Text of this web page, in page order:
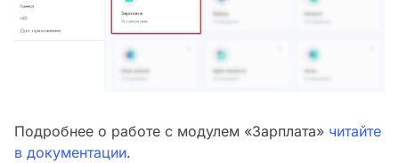
Подробнее о работе с модулем «Зарплата» читайте
в документации.